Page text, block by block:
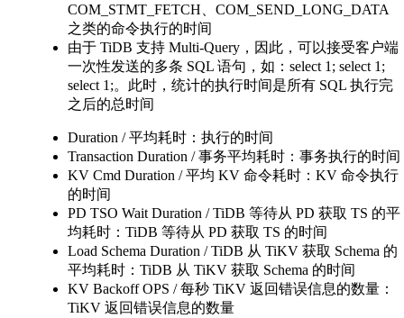
COM_STMT_FETCH、COM_SEND_LONG_DATA
之类的命令执行的时间
由于 TiDB 支持 Multi-Query，因此，可以接受客户端
一次性发送的多条 SQL 语句，如：select 1; select 1;
select 1;。此时，统计的执行时间是所有 SQL 执行完
之后的总时间
Duration / 平均耗时：执行的时间
Transaction Duration / 事务平均耗时：事务执行的时间
KV Cmd Duration / 平均 KV 命令耗时：KV 命令执行
的时间
PD TSO Wait Duration / TiDB 等待从 PD 获取 TS 的平
均耗时：TiDB 等待从 PD 获取 TS 的时间
Load Schema Duration / TiDB 从 TiKV 获取 Schema 的
平均耗时：TiDB 从 TiKV 获取 Schema 的时间
KV Backoff OPS / 每秒 TiKV 返回错误信息的数量：
TiKV 返回错误信息的数量